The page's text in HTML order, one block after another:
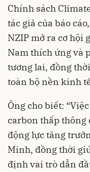
Chính sách
tác giả của báo
NZIP mở ra cơ hội
Nam thích ứng và
tương lai, đồng
toàn bộ nền kinh
Ông cho biết:
carbon thấp thông
động lực tăng
Minh, đồng thời
định vai trò dẫn